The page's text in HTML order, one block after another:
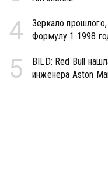
4
Зеркало
Формулу 1 1998
5
BILD: Red Bull
инженера Aston